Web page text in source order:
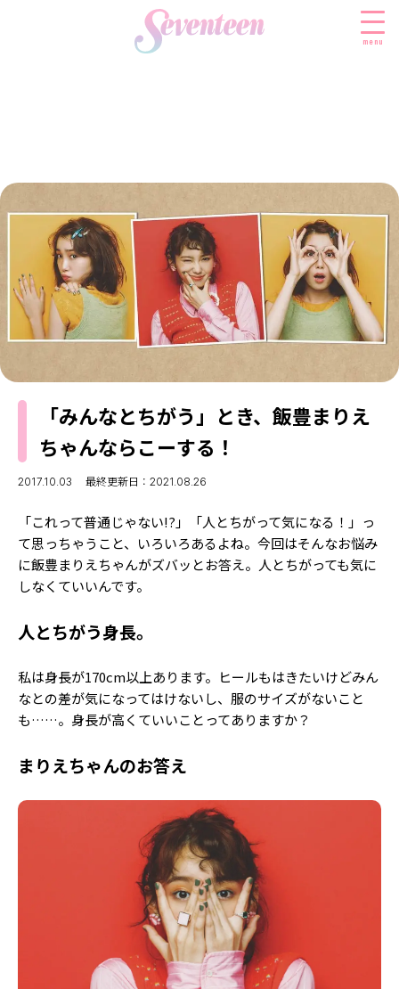
menu
FASHION
ファッションニュース
モデル私服
着回し
着痩せ
BEAUTY
ビューティニュース
トレンドメイク
ベストコスメ
ヘアアレンジ・ヘアケア
ボディケア
SCHOOL
スクールニュース
制服コーデ
学校ヘアメイク
ENTERTAINMENT
エンタメニュース
なにわ男子
LIFESTYLE
JKランキング・アワード
モデルの購入品
おでかけ
MODELS
MODEL'S BLOG
TikTok
Instagram
YouTube
FORTUNE
MISS SEVENTEEN
MAGAZINE
バックナンバー
INFORMATION
Follow us
ST member
新規会員登録・ログイン
「みんなとちがう」とき、飯豊まりえ
ちゃんならこーする！
2017.10.03 最終更新日：2021.08.26
「これって普通じゃない!?」「人とちがって気になる！」っ
て思っちゃうこと、いろいろあるよね。今回はそんなお悩み
に飯豊まりえちゃんがズバッとお答え。人とちがっても気に
しなくていいんです。
人とちがう身長。
私は身長が170cm以上あります。ヒールもはきたいけどみん
なとの差が気になってはけないし、服のサイズがないこと
も……。身長が高くていいことってありますか？
まりえちゃんのお答え